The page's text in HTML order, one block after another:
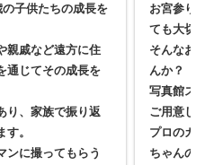
子供たちの成長を
親戚など遠方に住
通じてその成長を
り、家族で振り返
。
ンに撮ってもらう
お宮参り
ても大切
そんなお
んか？
写真館ス
ご用意し
プロのカ
ちゃんの